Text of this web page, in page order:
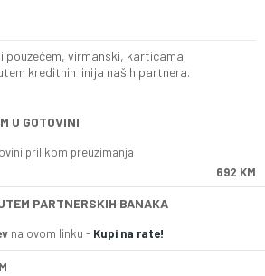
virmanski, karticama
kreditnih linija naših partnera.
U GOTOVINI
prilikom preuzimanja
692 KM
PARTNERSKIH BANAKA
na ovom linku - Kupi na rate!